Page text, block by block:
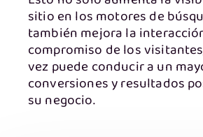
sitio en los motores de
también mejora la
compromiso de los
vez puede conducir a un
conversiones y resultados
su negocio.